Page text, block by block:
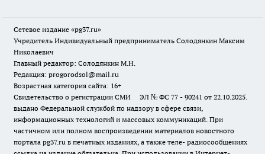
Сетевое издание «pg37.ru»
Учредитель Индивидуальный предприниматель Солодянкин Максим
Николаевич
Главный редактор: Солодянкин М.Н.
Редакция: progorodsol@mail.ru
Возрастная категория сайта: 16+
Свидетельство о регистрации СМИ ЭЛ № ФС 77 - 90241 от 22.10.2025.
выдано Федеральной службой по надзору в сфере связи,
информационных технологий и массовых коммуникаций. При
частичном или полном воспроизведении материалов новостного
портала pg37.ru в печатных изданиях, а также теле- радиосообщениях